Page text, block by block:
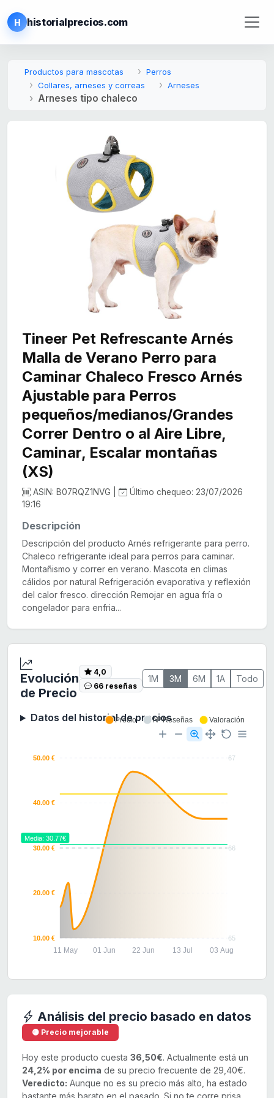
H historialprecios.com
Productos para mascotas
Perros
Collares, arneses y correas
Arneses
Arneses tipo chaleco
Tineer Pet Refrescante Arnés
Malla de Verano Perro para
Caminar Chaleco Fresco Arnés
Ajustable para Perros
pequeños/medianos/Grandes
Correr Dentro o al Aire Libre,
Caminar, Escalar montañas
(XS)
ASIN: B07RQZ1NVG |
Último chequeo: 23/07/2026
19:16
Descripción
Descripción del producto Arnés refrigerante para perro.
Chaleco refrigerante ideal para perros para caminar.
Montañismo y correr en verano. Mascota en climas
cálidos por natural Refrigeración evaporativa y reflexión
del calor fresco. dirección Remojar en agua fría o
congelador para enfria...
Evolución
de Precio
4,0
66 reseñas
1M 3M 6M 1A Todo
Datos del historial de precios
67
66
65
50.00 €
40.00 €
30.00 €
20.00 €
10.00 €
11 May 01 Jun 22 Jun 13 Jul 03 Aug
Media: 30.77€
Precio Nº Reseñas Valoración
Análisis del precio basado en datos
🟡 Precio mejorable
Hoy este producto cuesta 36,50€. Actualmente está un
24,2% por encima de su precio frecuente de 29,40€.
Veredicto: Aunque no es su precio más alto, ha estado